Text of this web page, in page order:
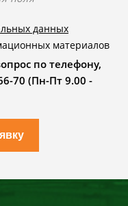
данных
материалов
по телефону,
70 (Пн-Пт 9.00 -